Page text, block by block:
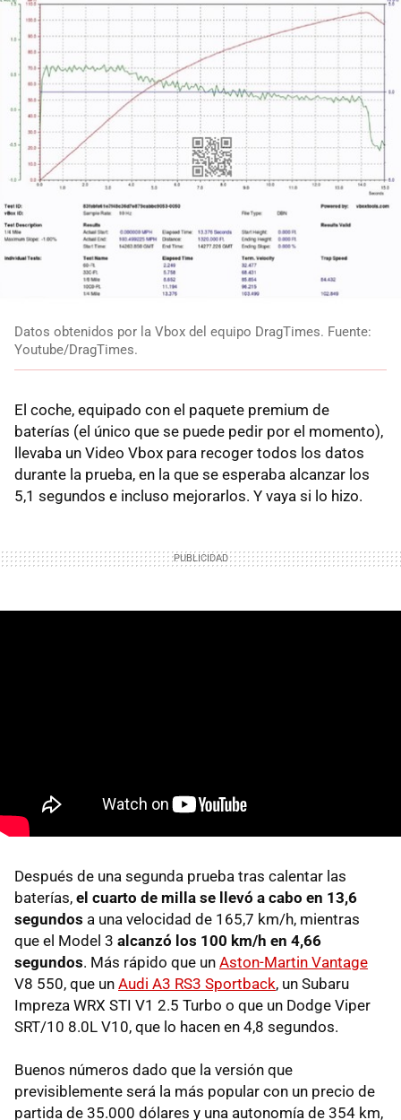
Datos obtenidos por la Vbox del equipo DragTimes. Fuente:
Youtube/DragTimes.
El coche, equipado con el paquete premium de
baterías (el único que se puede pedir por el momento),
llevaba un Video Vbox para recoger todos los datos
durante la prueba, en la que se esperaba alcanzar los
5,1 segundos e incluso mejorarlos. Y vaya si lo hizo.
Después de una segunda prueba tras calentar las
baterías, el cuarto de milla se llevó a cabo en 13,6
segundos a una velocidad de 165,7 km/h, mientras
que el Model 3 alcanzó los 100 km/h en 4,66
segundos. Más rápido que un Aston-Martin Vantage
V8 550, que un Audi A3 RS3 Sportback, un Subaru
Impreza WRX STI V1 2.5 Turbo o que un Dodge Viper
SRT/10 8.0L V10, que lo hacen en 4,8 segundos.
Buenos números dado que la versión que
previsiblemente será la más popular con un precio de
partida de 35.000 dólares y una autonomía de 354 km,